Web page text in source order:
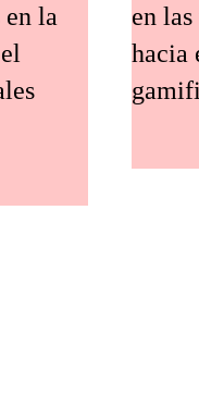
la
en
hacia